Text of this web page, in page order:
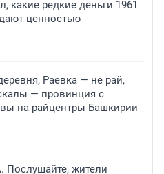
какие редкие деньги 1961
ценностью
Раевка — не рай,
— провинция с
на райцентры Башкирии
Послушайте, жители